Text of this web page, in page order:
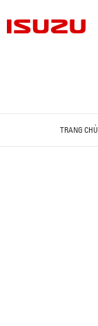
TRANG CHỦ